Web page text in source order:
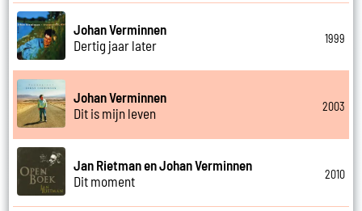
Johan Verminnen
Dertig jaar later
1999
Johan Verminnen
Dit is mijn leven
2003
Jan Rietman en Johan Verminnen
Dit moment
2010